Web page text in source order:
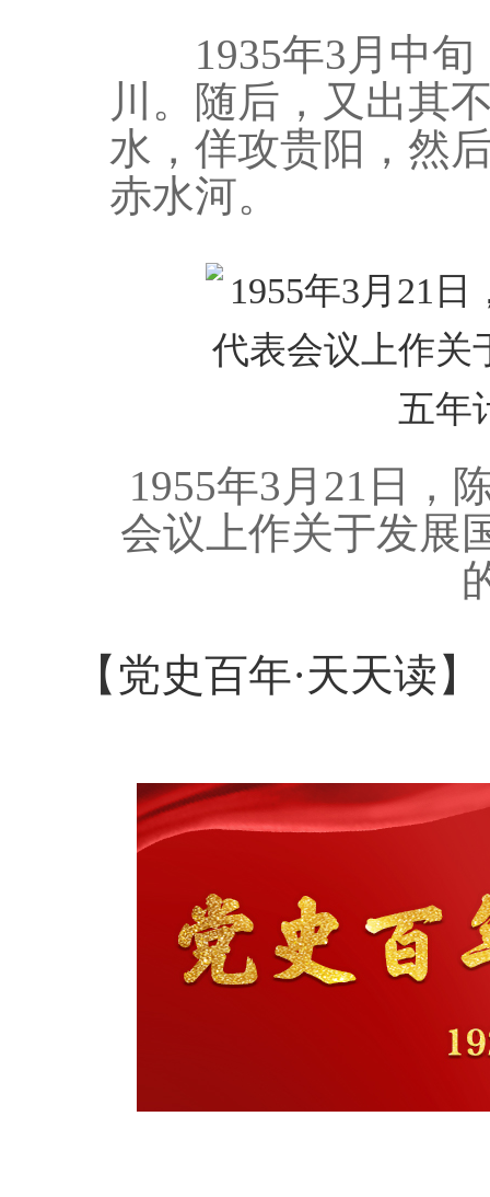
1935年3月中旬
川。随后，又出其
水，佯攻贵阳，然
赤水河。
1955年3月21日，
会议上作关于发展
【党史百年·天天读